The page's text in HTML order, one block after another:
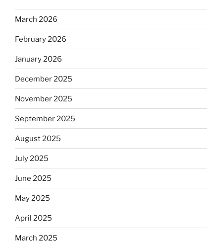
March 2026
February 2026
January 2026
December 2025
November 2025
September 2025
August 2025
July 2025
June 2025
May 2025
April 2025
March 2025